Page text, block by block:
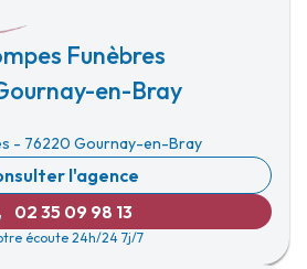
Funèbres
en-Bray
- 76220 Gournay-en-Bray
l'agence
02 35 09 98 13
écoute 24h/24 7j/7